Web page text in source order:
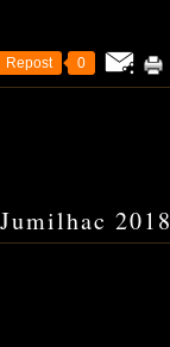
Repost 0
2018